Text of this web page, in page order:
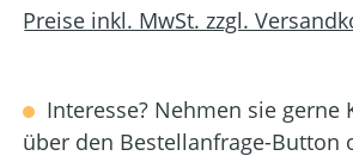
Preise inkl. MwSt. zzgl.
Interesse? Nehmen sie
über den Bestellanfrage-Button